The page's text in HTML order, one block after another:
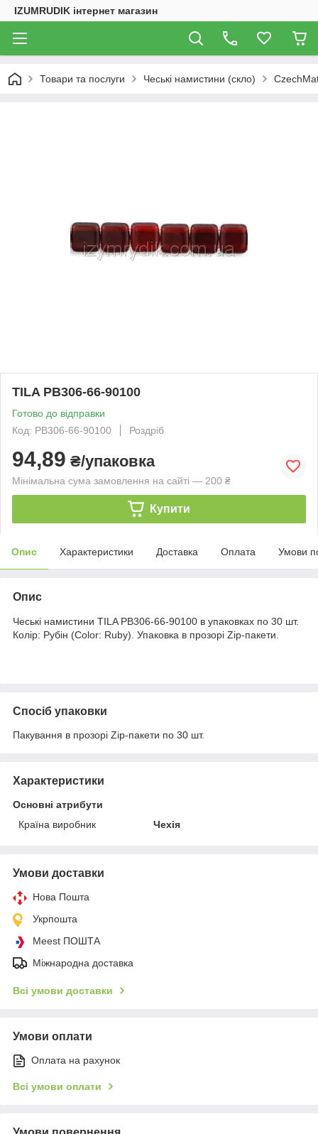
IZUMRUDIK інтернет магазин
Товари та послуги Чеські намистини (скло)
TILA PB306-66-90100
Готово до відправки
Код: PB306-66-90100
Роздріб
94,89 ₴/упаковка
Мінімальна сума замовлення на сайті — 200 ₴
Купити
Опис Характеристики Доставка Оплата Умови
Опис
Чеські намистини TILA PB306-66-90100 в упаковках по 30 шт.
Колір: Рубін (Color: Ruby). Упаковка в прозорі Zip-пакети.
Спосіб упаковки
Пакування в прозорі Zip-пакети по 30 шт.
Характеристики
Основні атрибути
Країна виробник
Чехія
Умови доставки
Нова Пошта
Укрпошта
Meest ПОШТА
Міжнародна доставка
Всі умови доставки
Умови оплати
Оплата на рахунок
Всі умови оплати